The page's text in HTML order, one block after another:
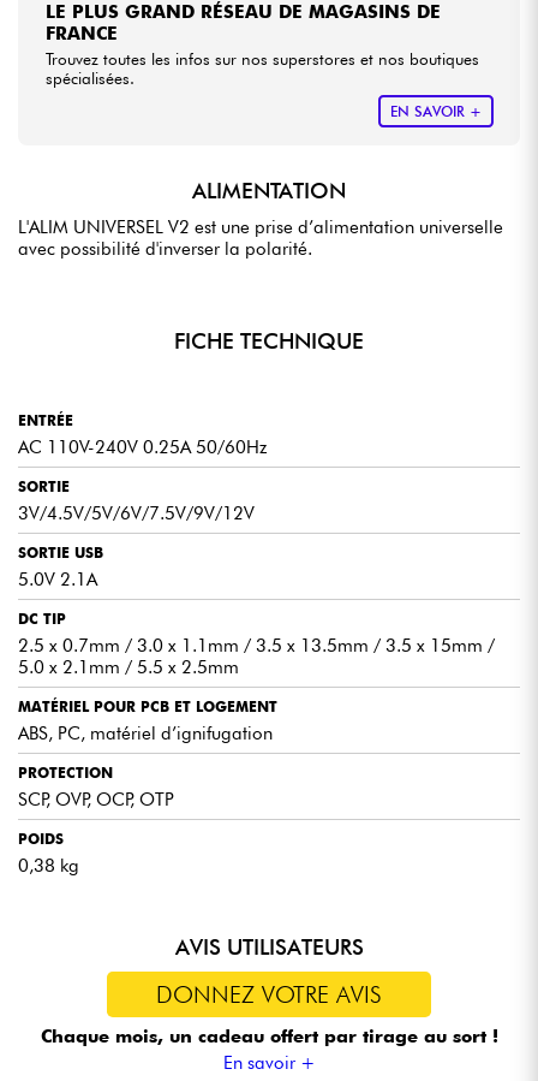
LE PLUS GRAND RÉSEAU DE MAGASINS DE
FRANCE
Trouvez toutes les infos sur nos superstores et nos boutiques
spécialisées.
EN SAVOIR +
ALIMENTATION
L'ALIM UNIVERSEL V2 est une prise d’alimentation universelle
avec possibilité d'inverser la polarité.
FICHE TECHNIQUE
ENTRÉE
AC 110V-240V 0.25A 50/60Hz
SORTIE
3V/4.5V/5V/6V/7.5V/9V/12V
SORTIE USB
5.0V 2.1A
DC TIP
2.5 x 0.7mm / 3.0 x 1.1mm / 3.5 x 13.5mm / 3.5 x 15mm /
5.0 x 2.1mm / 5.5 x 2.5mm
MATÉRIEL POUR PCB ET LOGEMENT
ABS, PC, matériel d’ignifugation
PROTECTION
SCP, OVP, OCP, OTP
POIDS
0,38 kg
AVIS UTILISATEURS
DONNEZ VOTRE AVIS
Chaque mois, un cadeau offert par tirage au sort !
En savoir +